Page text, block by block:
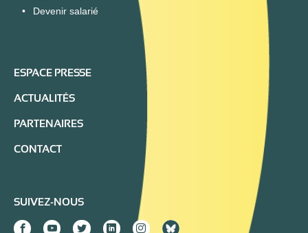
Devenir salarié
ESPACE PRESSE
ACTUALITÉS
PARTENAIRES
CONTACT
SUIVEZ-NOUS